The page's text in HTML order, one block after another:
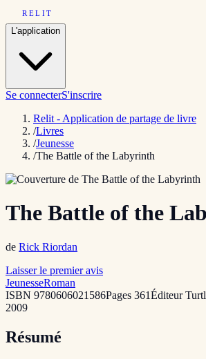
RELIT
L'application
Se connecterS'inscrire
Relit - Application de partage de livre
/Livres
/Jeunesse
/The Battle of the Labyrinth
The Battle of the
de Rick Riordan
Laisser le premier avis
JeunesseRoman
ISBN 9780606021586Pages 361Éditeur
2009
Résumé